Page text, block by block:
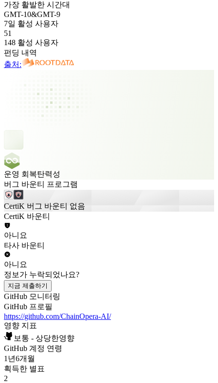
가장 활발한 시간대
GMT-10&GMT-9
7일 활성 사용자
51
148 활성 사용자
펀딩 내역
출처:
운영 회복탄력성
버그 바운티 프로그램
CertiK 버그 바운티 없음
CertiK 바운티
아니요
타사 바운티
아니요
정보가 누락되었나요?
지금 제출하기
GitHub 모니터링
GitHub 프로필
https://github.com/ChainOpera-AI/
영향 지표
보통 - 상당한영향
GitHub 계정 연령
1년6개월
획득한 별표
2